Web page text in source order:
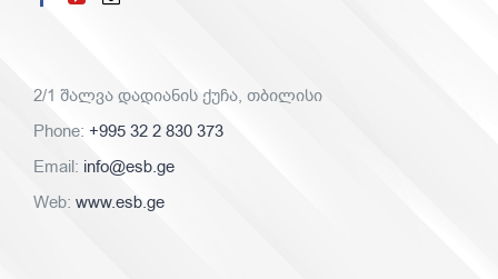
2/1 შალვა დადიანის ქუჩა, თბილისი
Phone: +995 32 2 830 373
Email: info@esb.ge
Web: www.esb.ge